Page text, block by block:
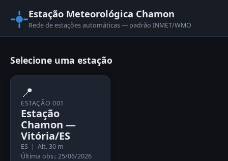
Estação Meteorológica Chamon
Rede de estações automáticas — padrão INMET/WMO
Selecione uma estação
📍
ESTAÇÃO 001
Estação
Chamon —
Vitória/ES
ES | Alt. 30 m
Última obs.: 25/06/2026